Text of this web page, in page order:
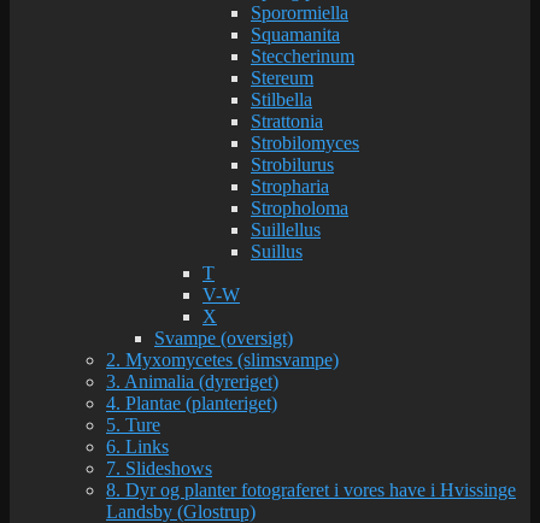
Sporormiella
Squamanita
Steccherinum
Stereum
Stilbella
Strattonia
Strobilomyces
Strobilurus
Stropharia
Stropholoma
Suillellus
Suillus
T
V-W
X
Svampe (oversigt)
2. Myxomycetes (slimsvampe)
3. Animalia (dyreriget)
4. Plantae (planteriget)
5. Ture
6. Links
7. Slideshows
8. Dyr og planter fotograferet i vores have i Hvissinge
Landsby (Glostrup)